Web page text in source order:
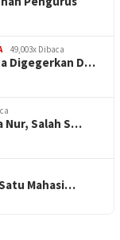
49,003x Dibaca
Digegerkan D…
Nur, Salah S…
Mahasi…